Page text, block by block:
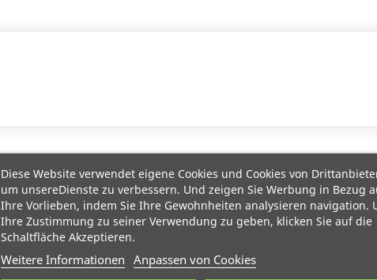
Diese Website verwendet eigene Cookies und Cookies von
um unsereDienste zu verbessern. Und zeigen Sie Werbung in Bezug
Ihre Vorlieben, indem Sie Ihre Gewohnheiten analysieren navigation.
Ihre Zustimmung zu seiner Verwendung zu geben, klicken Sie auf die
Schaltfläche Akzeptieren.
Weitere Informationen Anpassen von Cookies